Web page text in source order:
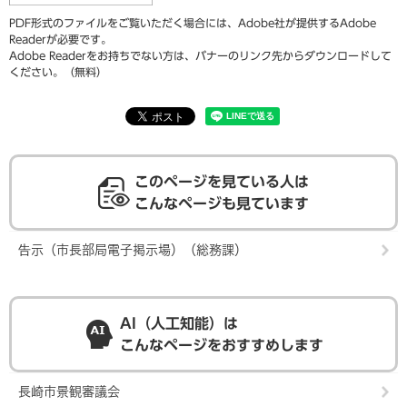
PDF形式のファイルをご覧いただく場合には、Adobe社が提供するAdobe
Readerが必要です。
Adobe Readerをお持ちでない方は、バナーのリンク先からダウンロードして
ください。（無料）
このページを見ている人は
こんなページも見ています
告示（市長部局電子掲示場）（総務課）
AI（人工知能）は
こんなページをおすすめします
長崎市景観審議会